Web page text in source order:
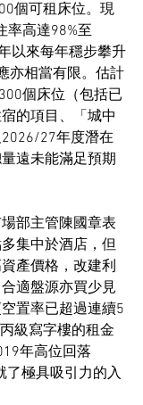
個可租床位。現
率高達98%至
以來每年穩步攀升
亦相當有限。估計
個床位（包括已
的項目、「城中
27年度潛在
遠未能滿足預期
部主管陳國章表
集中於酒店，但
產價格，改建利
適盤源亦買少見
置率已超過連續5
級寫字樓的租金
年高位回落
了極具吸引力的入